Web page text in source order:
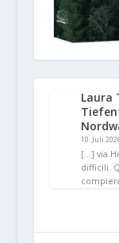
Laura
10. Juli
[…] via
difficili.